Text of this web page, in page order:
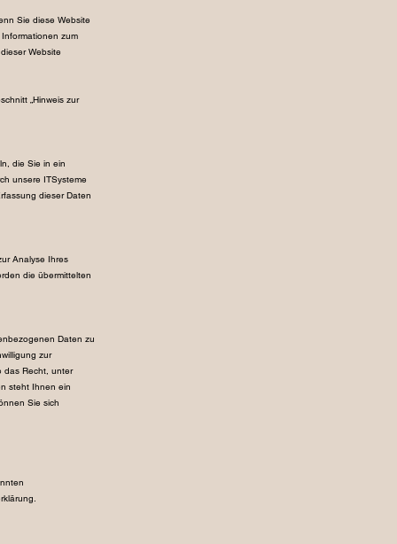
Sie diese Website
zum
Website
„Hinweis zur
die Sie in ein
unsere ITSysteme
dieser Daten
Analyse Ihres
die übermittelten
Daten zu
zur
das Recht, unter
steht Ihnen ein
Sie sich